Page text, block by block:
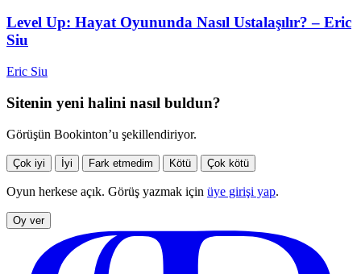
Level Up: Hayat Oyununda Nasıl Ustalaşılır? – Eric
Siu
Eric Siu
Sitenin yeni halini nasıl buldun?
Görüşün Bookinton’u şekillendiriyor.
Çok iyi İyi Fark etmedim Kötü Çok kötü
Oyun herkese açık. Görüş yazmak için üye girişi yap.
Oy ver